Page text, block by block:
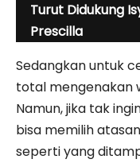
Turut Didukung
Prescilla
Sedangkan untuk
total mengenakan
Namun, jika tak
bisa memilih
seperti yang